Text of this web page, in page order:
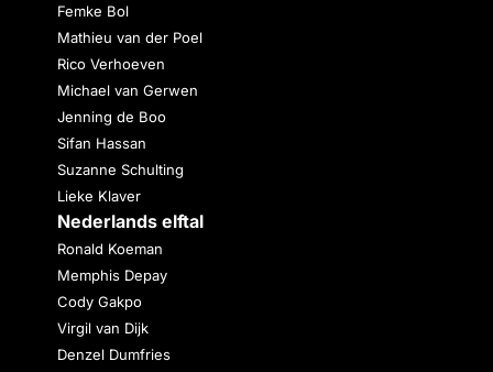
Femke Bol
Mathieu van der Poel
Rico Verhoeven
Michael van Gerwen
Jenning de Boo
Sifan Hassan
Suzanne Schulting
Lieke Klaver
Nederlands elftal
Ronald Koeman
Memphis Depay
Cody Gakpo
Virgil van Dijk
Denzel Dumfries